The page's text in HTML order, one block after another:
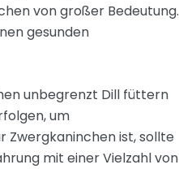
von großer Bedeutung.
gesunden
unbegrenzt Dill füttern
um
Zwergkaninchen ist, sollte
mit einer Vielzahl von